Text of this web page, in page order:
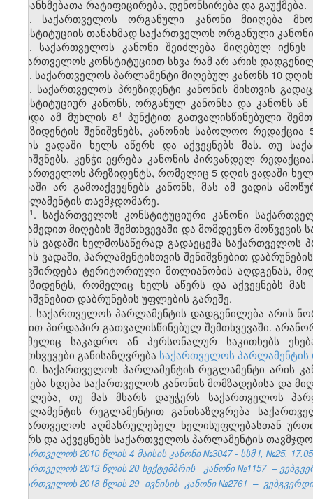
შეთანხმებათა რატიფიცირება, დენონსირება და გაუქმება.
5. საქართველოს ორგანული კანონი მიიღება
კონსტიტუციის თანახმად საქართველოს ორგანული
6. საქართველოს კანონი შეიძლება მიღებულ
საქართველოს კონსტიტუციით სხვა რამ არ არის
7. საქართველოს პარლამენტი მიღებულ კანონს 10
8. საქართველოს პრეზიდენტი კანონის მისთვის
კონსტიტუციურ კანონს, ორგანულ კანონსა და კანონს
გარდა ამ მუხლის 8​1
პუნქტით გათვალისწინებული
პრეზიდენტის შენიშვნებს, კანონის საბოლოო
დღის ვადაში ხელს აწერს და აქვეყნებს მას. თუ
შენიშვნებს, კენჭი ეყრება კანონის პირვანდელ
საქართველოს პრეზიდენტს, რომელიც 5 დღის ვადაში
ვადაში არ გამოაქვეყნებს კანონს, მას ამ ვადის
პარლამენტის თავმჯდომარე.
8​1. საქართველოს კონსტიტუციური კანონი
მესამედით მიღების შემთხვევაში და მომდევნო
დღის ვადაში ხელმოსაწერად გადაეცემა საქართველოს
დღის ვადაში, პარლამენტისთვის შენიშვნებით
უკავშირდება ტერიტორიული მთლიანობის აღდგენას,
პრეზიდენტს, რომელიც ხელს აწერს და აქვეყნებს
შენიშვნებით დაბრუნების უფლების გარეშე.
9. საქართველოს პარლამენტის დადგენილება არის
აქტით პირდაპირ გათვალისწინებულ შემთხვევაში.
რომელიც საკადრო ან პერსონალურ საკითხებს
შემთხვევები განისაზღვრება საქართველოს
10. საქართველოს პარლამენტის რეგლამენტი არის
მიღება ხდება საქართველოს კანონის მომზადებისა და
ითვლება, თუ მას მხარს დაუჭერს საქართველოს
პარლამენტის რეგლამენტით განისაზღვრება
საქართველოს აღმასრულებელ ხელისუფლებასთან
აწერს და აქვეყნებს საქართველოს პარლამენტის
საქართველოს 2010 წლის 4 მაისის კანონი №3047 - სსმ I, №25,
საქართველოს 2013 წლის 20 სექტემბრის
კანონი №1157 –
საქართველოს 2018 წლის 29 ივნისის კანონი №2761 –